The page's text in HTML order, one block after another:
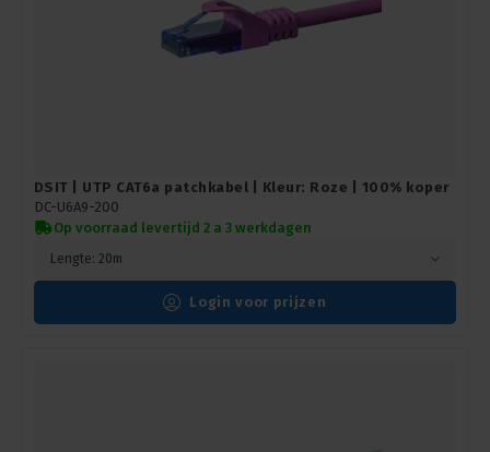
DSIT | UTP CAT6a patchkabel | Kleur: Roze | 100% koper
DC-U6A9-200
Op voorraad levertijd 2 a 3 werkdagen
Lengte: 20m
Login voor prijzen